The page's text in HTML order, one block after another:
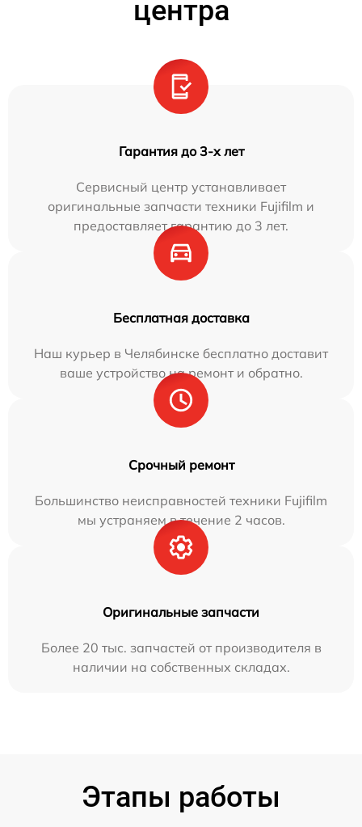
центра
Гарантия до 3-х лет
Сервисный центр устанавливает
оригинальные запчасти техники Fujifilm и
предоставляет гарантию до 3 лет.
Бесплатная доставка
Наш курьер в Челябинске бесплатно доставит
ваше устройство на ремонт и обратно.
Срочный ремонт
Большинство неисправностей техники Fujifilm
мы устраняем в течение 2 часов.
Оригинальные запчасти
Более 20 тыс. запчастей от производителя в
наличии на собственных складах.
Этапы работы